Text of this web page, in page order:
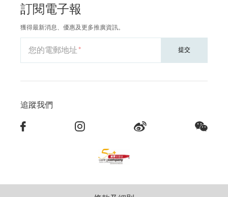
訂閱電子報
獲得最新消息、優惠及更多推廣資訊。
您的電郵地址 提交
追蹤我們